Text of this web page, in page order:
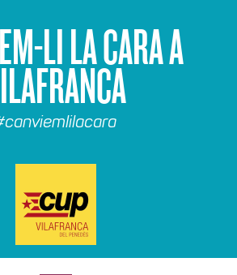
LI LA CARA A